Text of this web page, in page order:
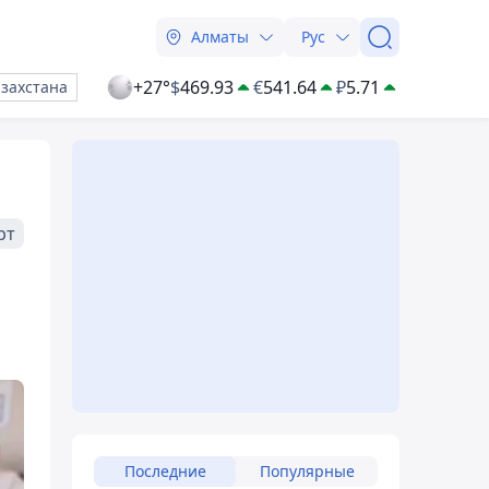
Алматы Рус
+27°$469.93 €541.64 ₽5.71
Последние Популярные